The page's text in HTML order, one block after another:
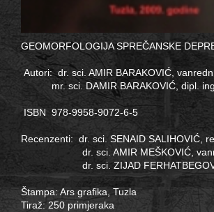
GEOMORFOLOGIJA SPREČANSKE
Autori: dr. sci. AMIR BARAKOVIĆ,
mr. sci. DAMIR BARAKOVIĆ, dipl.
ISBN 978-9958-9072-6-5
Recenzenti: dr. sci. SENAID SALIHOVIĆ,
dr. sci. AMIR MEŠKOVIĆ,
dr. sci. ZIJAD
Štampa: Ars grafika, Tuzla
Tiraž: 250 primjeraka